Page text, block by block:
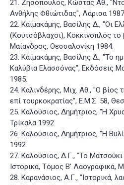
21. Ζησόπουλος, Κώστας Αθ.,
Ανθήλης Φθιώτιδας", Λάρισα
22. Καϊμακάμης, Βασίλης Δ., "Οι
(Κουτσόβλαχοι), Κοκκινοπλός
Μαίανδρος, Θεσσαλονίκη 1984.
23. Καϊμακάμης, Βασίλης Δ., "Το
Καλύβια Ελασσόνας", Εκδόσεις
1985.
24. Καλινδέρης, Μιχ. Αθ., "Ο βίος
επί τουρκοκρατίας", Ε.Μ.Σ. 58,
25. Καλούσιος, Δημήτριος, "Η
Τρίκαλα 1992.
26. Καλούσιος, Δημήτριος, "Η
1992.
27. Καλούσιος, Δ.Γ., "Το
Ιστορικά, Τόμος Β' Λαογραφικά,
28. Καρανάσιος, Α.Γ., "Ιστορικά,